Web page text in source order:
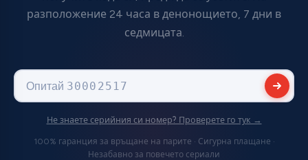
разположение 24 часа в денонощието, 7 дни в
седмицата.
Опитай T00BE309752008
Не знаете серийния си номер? Проверете го тук →
100% гаранция за връщане на парите · Сигурна плащане ·
Незабавно за повечето сериали